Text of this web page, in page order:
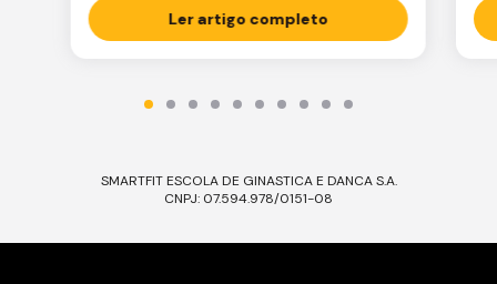
Ler artigo completo
SMARTFIT ESCOLA DE GINASTICA E DANCA S.A.
CNPJ: 07.594.978/0151-08